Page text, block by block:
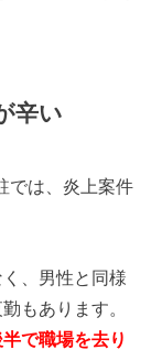
辛い
では、炎上案件
、男性と同様
もあります。
半で職場を去り